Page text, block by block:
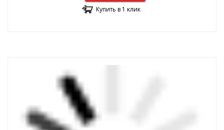
Купить в 1 клик